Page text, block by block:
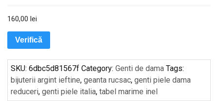
160,00 lei
Verifică
SKU: 6dbc5d81567f Category: Genti de dama Tags:
bijuterii argint ieftine, geanta rucsac, genti piele dama
reduceri, genti piele italia, tabel marime inel